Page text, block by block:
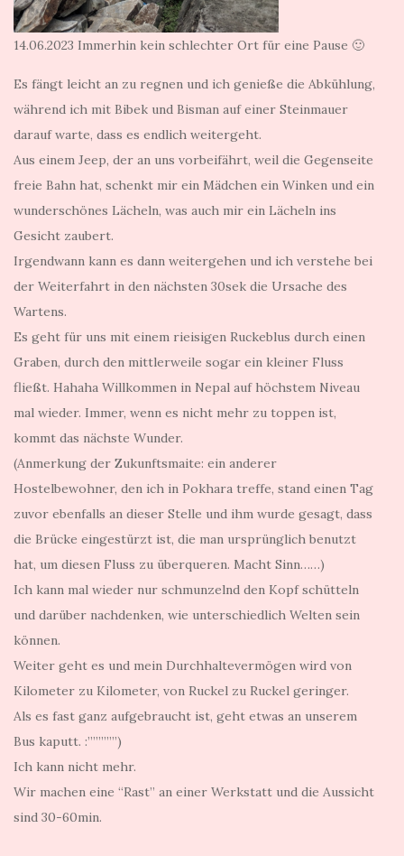
14.06.2023 Immerhin kein schlechter Ort für eine Pause 🙂
Es fängt leicht an zu regnen und ich genieße die Abkühlung,
während ich mit Bibek und Bisman auf einer Steinmauer
darauf warte, dass es endlich weitergeht.
Aus einem Jeep, der an uns vorbeifährt, weil die Gegenseite
freie Bahn hat, schenkt mir ein Mädchen ein Winken und ein
wunderschönes Lächeln, was auch mir ein Lächeln ins
Gesicht zaubert.
Irgendwann kann es dann weitergehen und ich verstehe bei
der Weiterfahrt in den nächsten 30sek die Ursache des
Wartens.
Es geht für uns mit einem rieisigen Ruckeblus durch einen
Graben, durch den mittlerweile sogar ein kleiner Fluss
fließt. Hahaha Willkommen in Nepal auf höchstem Niveau
mal wieder. Immer, wenn es nicht mehr zu toppen ist,
kommt das nächste Wunder.
(Anmerkung der Zukunftsmaite: ein anderer
Hostelbewohner, den ich in Pokhara treffe, stand einen Tag
zuvor ebenfalls an dieser Stelle und ihm wurde gesagt, dass
die Brücke eingestürzt ist, die man ursprünglich benutzt
hat, um diesen Fluss zu überqueren. Macht Sinn……)
Ich kann mal wieder nur schmunzelnd den Kopf schütteln
und darüber nachdenken, wie unterschiedlich Welten sein
können.
Weiter geht es und mein Durchhaltevermögen wird von
Kilometer zu Kilometer, von Ruckel zu Ruckel geringer.
Als es fast ganz aufgebraucht ist, geht etwas an unserem
Bus kaputt. :”””””’)
Ich kann nicht mehr.
Wir machen eine “Rast” an einer Werkstatt und die Aussicht
sind 30-60min.